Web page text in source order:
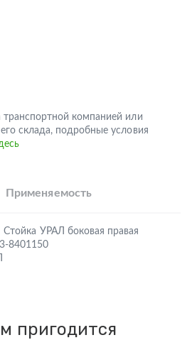
компанией или
склада, подробные условия
Применяемость
Стойка УРАЛ боковая правая
8401150
пригодится